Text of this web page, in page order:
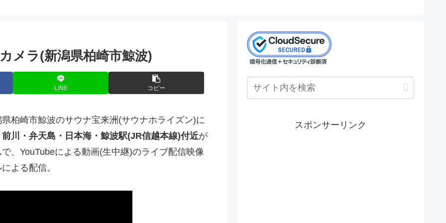
メラ(新潟県柏崎市鯨波)
LINE コピー
柏崎市鯨波のサウナ宝来洲(サウナホライズン)に
川・弁天島・日本海・鯨波駅(JR信越本線)付近が
、YouTubeによる動画(生中継)のライブ配信映像
よる配信。
スポンサーリンク